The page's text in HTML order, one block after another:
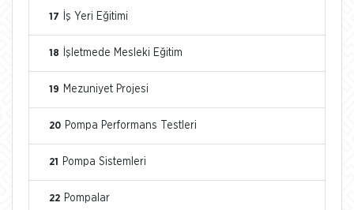
17 İş Yeri Eğitimi
18 İşletmede Mesleki Eğitim
19 Mezuniyet Projesi
20 Pompa Performans Testleri
21 Pompa Sistemleri
22 Pompalar